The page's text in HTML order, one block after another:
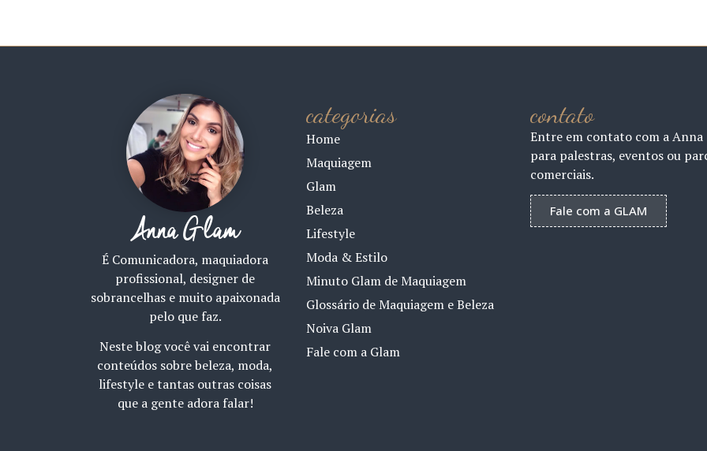
Anna Glam
É Comunicadora, maquiadora
profissional, designer de
sobrancelhas e muito apaixonada
pelo que faz.
Neste blog você vai encontrar
conteúdos sobre beleza, moda,
lifestyle e tantas outras coisas
que a gente adora falar!
categorias
Home
Maquiagem
Glam
Beleza
Lifestyle
Moda & Estilo
Minuto Glam de Maquiagem
Glossário de Maquiagem e Beleza
Noiva Glam
Fale com a Glam
contato
Entre em contato com a Anna
para palestras, eventos ou
comerciais.
Fale com a GLAM